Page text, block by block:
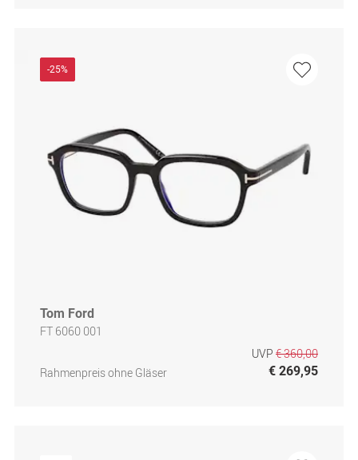
-25%
Tom Ford
FT 6060 001
Rahmenpreis ohne Gläser
UVP € 360,00
€ 269,95